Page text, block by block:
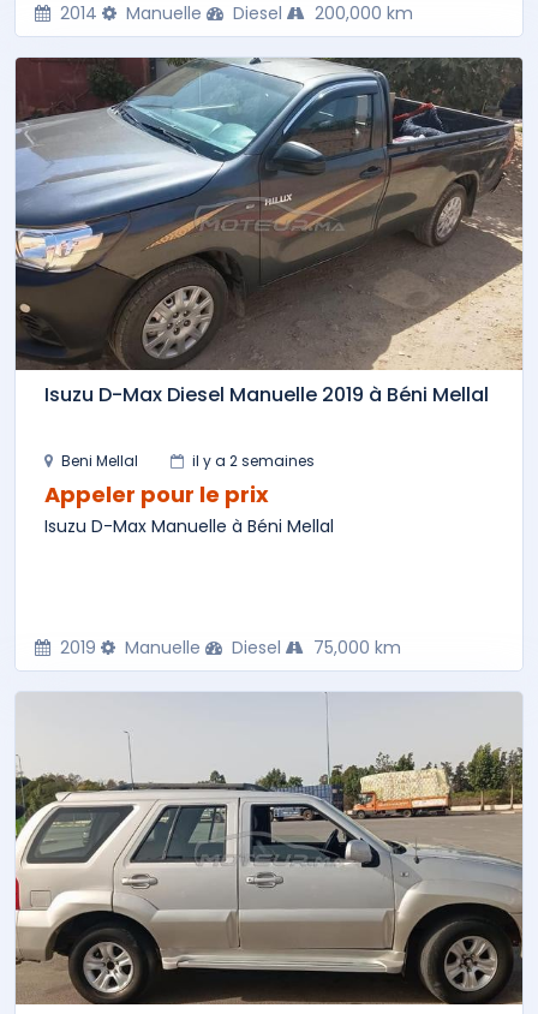
2014 Manuelle Diesel 200,000 km
Isuzu D-Max Diesel Manuelle 2019 à Béni Mellal
Beni Mellal il y a 2 semaines
Appeler pour le prix
Isuzu D-Max Manuelle à Béni Mellal
2019 Manuelle Diesel 75,000 km